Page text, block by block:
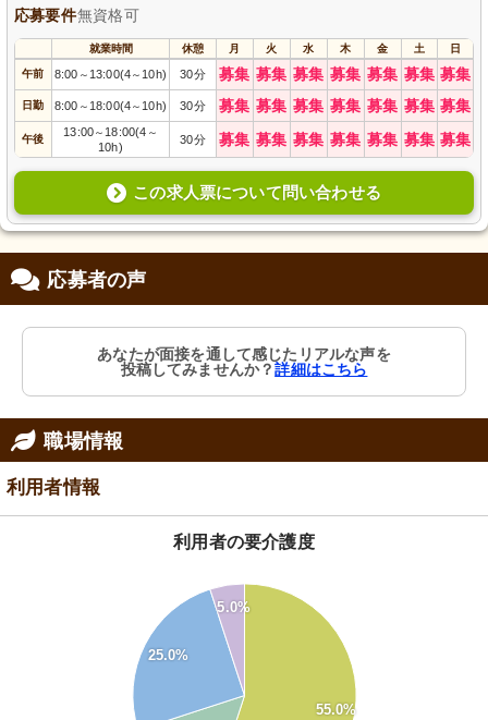
応募要件無資格可
就業時間 休憩 月 火 水 木 金 土 日
午前 8:00 ～ 13:00(4～ 10h) 30分 募集 募集 募集 募集 募集 募集 募集
日勤 8:00 ～ 18:00(4～ 10h) 30分 募集 募集 募集 募集 募集 募集 募集
午後
13:00～ 18:00(4 ～
10h)
30分 募集 募集 募集 募集 募集 募集 募集
この求人票について問い合わせる
応募者の声
あなたが面接を通して感じたリアルな声を
投稿してみませんか？詳細はこちら
職場情報
利用者情報
利用者の要介護度
55.0%
25.0%
5.0%